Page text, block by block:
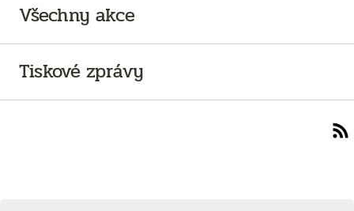
Všechny akce
Tiskové zprávy